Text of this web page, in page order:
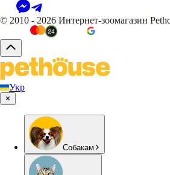
© 2010 - 2026 Интернет-зоомагазин
Укр
Собакам